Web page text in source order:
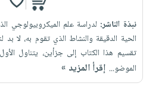
نبذة الناشر: لدراسة علم الميكروبيولوجي
الحية الدقيقة والنشاط الذي تقوم به، لا
تقسيم هذا الكتاب إلى جزأين، يتناول
الموضو... إقرأ المزيد »